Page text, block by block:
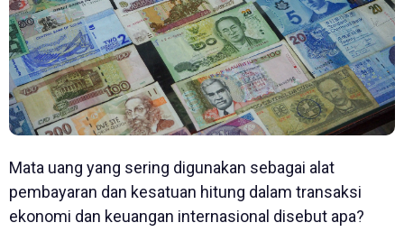
Mata uang yang sering digunakan sebagai alat
pembayaran dan kesatuan hitung dalam transaksi
ekonomi dan keuangan internasional disebut apa?